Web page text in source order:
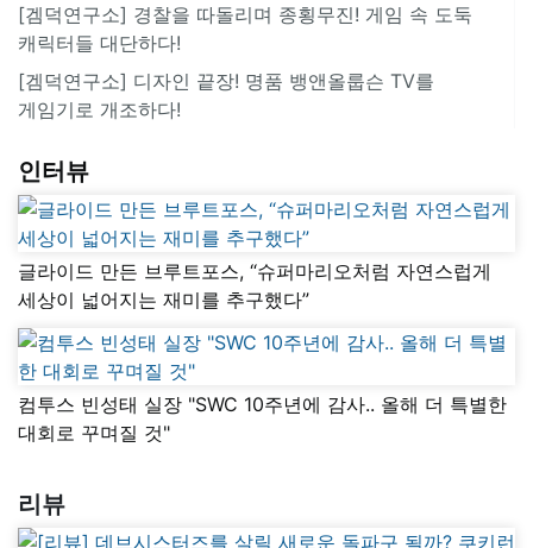
[겜덕연구소] 경찰을 따돌리며 종횡무진! 게임 속 도둑
캐릭터들 대단하다!
[겜덕연구소] 디자인 끝장! 명품 뱅앤올룹슨 TV를
게임기로 개조하다!
인터뷰
글라이드 만든 브루트포스, “슈퍼마리오처럼 자연스럽게
세상이 넓어지는 재미를 추구했다”
컴투스 빈성태 실장 "SWC 10주년에 감사.. 올해 더 특별한
대회로 꾸며질 것"
리뷰